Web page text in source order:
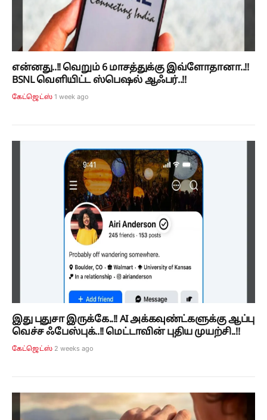
என்னது..!! வெறும் 6 மாசத்துக்கு இவ்ளோதானா..!!
BSNL வெளியிட்ட ஸ்பெஷல் ஆஃபர்..!!
கேட்ஜெட்ஸ் 1 week ago
இது புதுசா இருக்கே..!! AI அக்கவுண்ட்களுக்கு ஆப்பு
வெச்ச ஃபேஸ்புக்..!! மெட்டாவின் புதிய முயற்சி..!!
கேட்ஜெட்ஸ் 2 weeks ago